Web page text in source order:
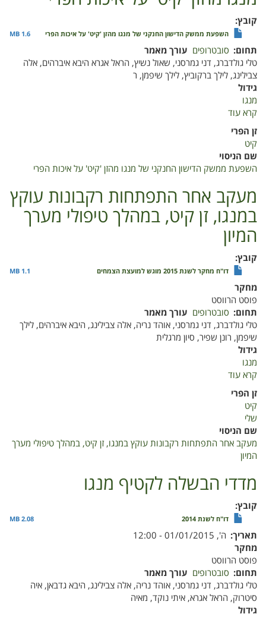
Eriobotrya
(,
זן
'אברי'
לאחר
קטיף
קובץ
השפעת ממשק הדישון החנקני של מנגו מהזן 'קיט' על איכות הפרי 1.6 MB
תחום סובטרופים עורך מאמר
טלי גולדברג, דני גמרסני, שאול נשיץ, הראל אגרא היבא איברהים, אלה
צבילינג, לילך ברקוביץ, לילך שיפמן, ר
גידול
מנגו
קרא עוד
החנקני
של
מהזן
'קיט'
על
הפרי
זן הפרי
קיט
שם הניסוי
השפעת ממשק הדישון החנקני של מנגו מהזן 'קיט' על איכות הפרי
מעקב אחר התפתחות רקבונות עוקץ
במנגו, זן קיט, במהלך טיפולי מערך
המיון
קובץ
דו"ח מחקר לשנת 2015 מוגש למועצת הצמחים 1.1 MB
מחקר
פוסט הרווסט
תחום סובטרופים עורך מאמר
טלי גולדברג, דני גמרסני, אוהד נריה, אלה צבילינג, היבא איברהים, לילך
שיפמן, רונן שפיר, סיון מרגלית
גידול
מנגו
קרא עוד
עוקץ
במנגו,
במהלך
המיון
זן הפרי
קיט
שלי
שם הניסוי
מעקב אחר התפתחות רקבונות עוקץ במנגו, זן קיט, במהלך טיפולי מערך
המיון
מדדי הבשלה לקטיף מנגו
קובץ
דו"ח לשנת 2014 2.08 MB
תאריך ה', 01/01/2015 - 12:00
מחקר
פוסט הרווסט
תחום סובטרופים עורך מאמר
טלי גולדברג, דני גמרסני, אוהד נריה, אלה צבילינג, היבא גדבאן, איה
סיטרוק, הראל אגרא, איתי נוקד, מאיה
גידול